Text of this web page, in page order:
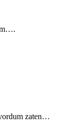
zaten…